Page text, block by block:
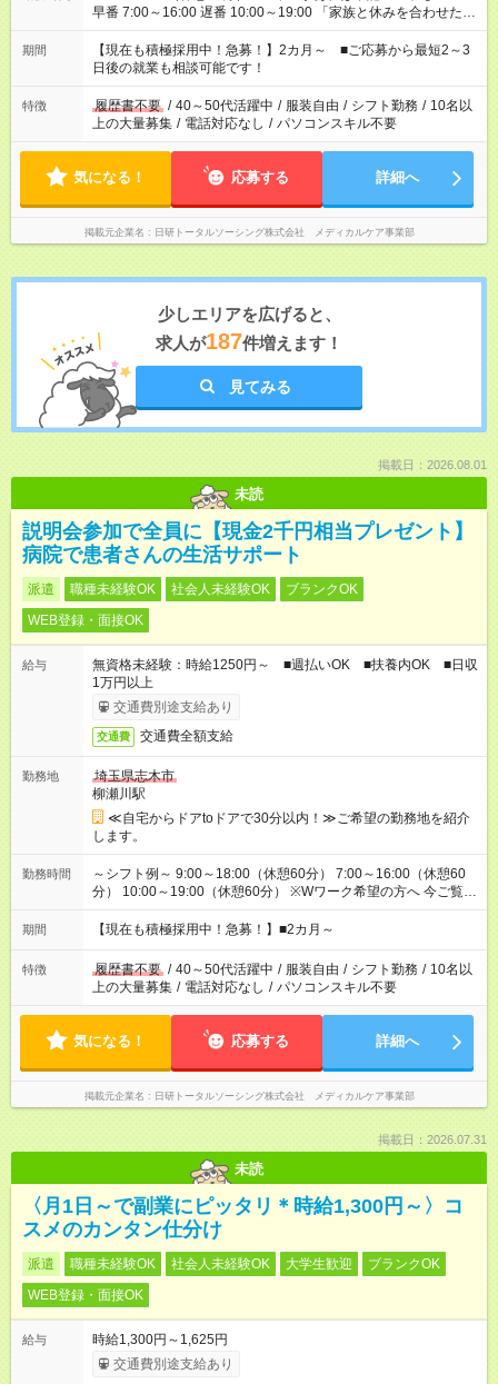
早番 7:00～16:00 遅番 10:00～19:00 「家族と休みを合わせた
い」 「余裕を持って夕飯の準備がしたい」 「できれば残業はし
たくない」 など、ご希望を教えてくださいね。 ※Wワーク希望
の方へ 今ご覧のお仕事で希望する勤務時間と、もう1つのお仕事
の勤務時間。 合計で週40時間を超える場合は応募できません。
期間
【現在も積極採用中！急募！】2カ月～ ■ご応募から最短2～3
日後の就業も相談可能です！
特徴 履歴書不要 / 40～50代活躍中 / 服装自由 / シフト勤務 / 10名以
上の大量募集 / 電話対応なし / パソコンスキル不要
気になる！ 応募する 詳細へ
掲載元企業名 日研トータルソーシング株式会社 メディカルケア事業部
少しエリアを広げると、
求人が187件増えます！
見てみる
掲載日：2026.08.01
未読
説明会参加で全員に【現金2千円相当プレゼント】
病院で患者さんの生活サポート
派遣 職種未経験OK 社会人未経験OK
ブランクOK
WEB登録・面接OK
給与
無資格未経験：時給1250円～ ■週払いOK ■扶養内OK ■日収
1万円以上
交通費別途支給あり
交通費 交通費全額支給
勤務地
埼玉県志木市
柳瀬川駅
≪自宅からドアtoドアで30分以内！≫ご希望の勤務地を紹介
します。
勤務時間
～シフト例～ 9:00～18:00（休憩60分） 7:00～16:00（休憩60
分） 10:00～19:00（休憩60分） ※Wワーク希望の方へ 今ご覧の
お仕事で希望する勤務時間と、もう1つのお仕事の勤務時間の合
計が 週40時間を超えなければOKです。
期間 【現在も積極採用中！急募！】■2カ月～
特徴 履歴書不要 / 40～50代活躍中 / 服装自由 / シフト勤務 / 10名以
上の大量募集 / 電話対応なし / パソコンスキル不要
気になる！ 応募する 詳細へ
掲載元企業名 日研トータルソーシング株式会社 メディカルケア事業部
掲載日：2026.07.31
未読
〈月1日～で副業にピッタリ＊時給1,300円～〉コ
スメのカンタン仕分け
派遣 職種未経験OK 社会人未経験OK 大学生歓迎
ブランクOK
WEB登録・面接OK
給与
時給1,300円～1,625円
交通費別途支給あり